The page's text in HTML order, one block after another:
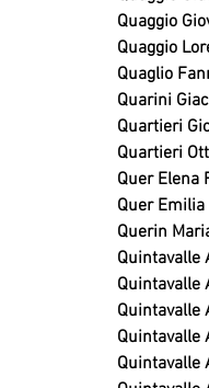
Quaggio
Quaggio
Quaglio
Quarini
Quartieri
Quartieri
Quer Elena
Quer Emilia
Querin
Quintavalle
Quintavalle
Quintavalle
Quintavalle
Quintavalle